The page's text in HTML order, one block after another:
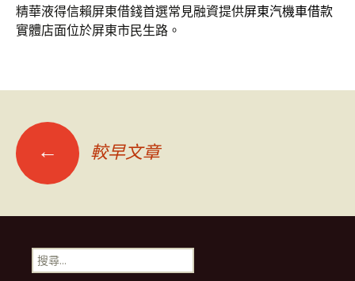
精華液得信賴屏東借錢首選常見融資提供屏東汽機車借款
實體店面位於屏東市民生路。
文
章
導
← 較早文章
搜
尋